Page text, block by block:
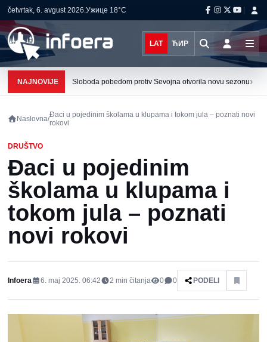
četvrtak, 6. avgust 2026.Ужице 18°C
LAT ЋИР
NAJNOVIJE Sloboda pobedom protiv Sevojna otvorila novu sezonu›
Naslovna/Đaci u pojedinim školama u klupama i tokom jula – poznati novi
rokovi
DRUŠTVO
Đaci u pojedinim
školama u klupama i
tokom jula – poznati
novi rokovi
Infoera 6. maj 2025. 06:42 2 min čitanja 0 0 PODELI